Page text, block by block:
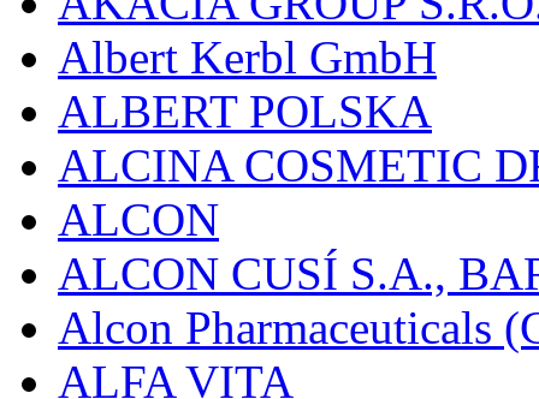
Albert Kerbl GmbH
ALBERT POLSKA
ALCINA COSMETIC
ALCON
ALCON CUSÍ S.A.,
Alcon Pharmaceuticals
ALFA VITA